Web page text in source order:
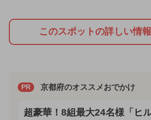
このスポットの詳しい情
PR 京都府のオススメおでかけ
超豪華！8組最大24名様「ヒ